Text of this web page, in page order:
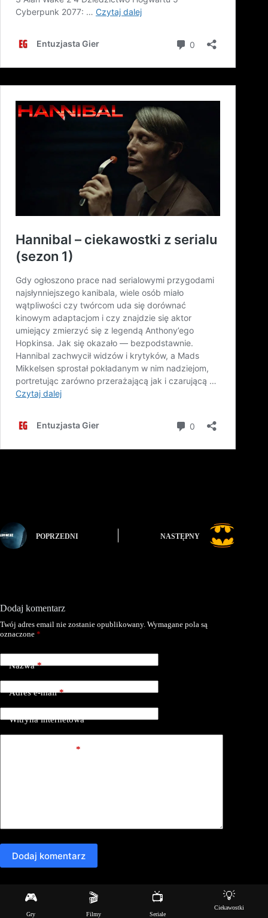
POPRZEDNI NASTĘPNY
Dodaj komentarz
Twój adres email nie zostanie opublikowany. Wymagane pola są
oznaczone *
Nazwa*
Adres e-mail*
Witryna internetowa
*
Dodaj komentarz
🎮
Gry
🎬
Filmy
📺
Seriale
💡
Ciekawostki